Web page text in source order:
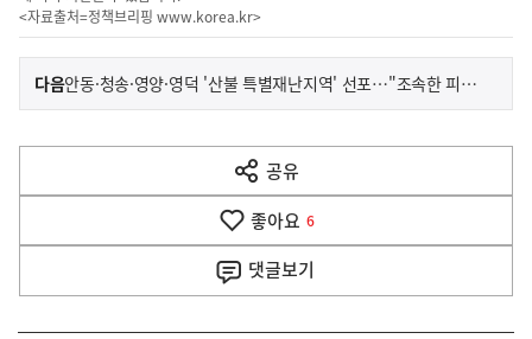
<자료출처=정책브리핑 www.korea.kr>
이
전
다
음
다음기
안동·청송·영양·영덕 '산불 특별재난지역' 선포…"조속한 피해수습"
공유
열
기
좋아요 6
댓글보기